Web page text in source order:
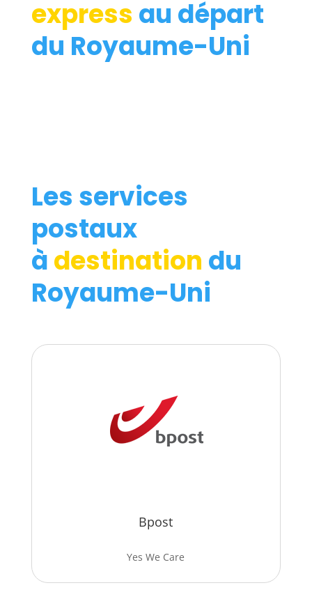
express au départ
du Royaume-Uni
Les services
postaux
àdestination du
Royaume-Uni
Bpost
Yes We Care